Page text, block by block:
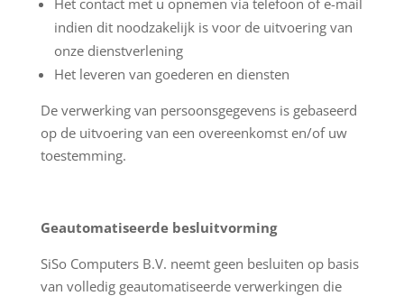
Het contact met u opnemen via telefoon of e-mail
indien dit noodzakelijk is voor de uitvoering van
onze dienstverlening
Het leveren van goederen en diensten
De verwerking van persoonsgegevens is gebaseerd
op de uitvoering van een overeenkomst en/of uw
toestemming.
Geautomatiseerde besluitvorming
SiSo Computers B.V. neemt geen besluiten op basis
van volledig geautomatiseerde verwerkingen die